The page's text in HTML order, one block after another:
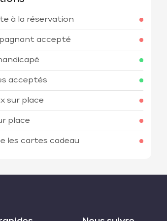
à la réservation
accepté
acceptés
sur place
place
les cartes cadeau